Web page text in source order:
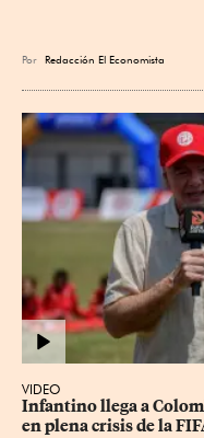
Por Redacción El Economista
VIDEO
Infantino llega a
en plena crisis de la